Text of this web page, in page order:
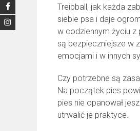
Treibball, jak każda
siebie psa i daje
w codziennym życiu z
są bezpieczniejsze w
emocjami i w innych
Czy potrzebne są
Na początek pies
pies nie opanował
utrwalić je praktyce.